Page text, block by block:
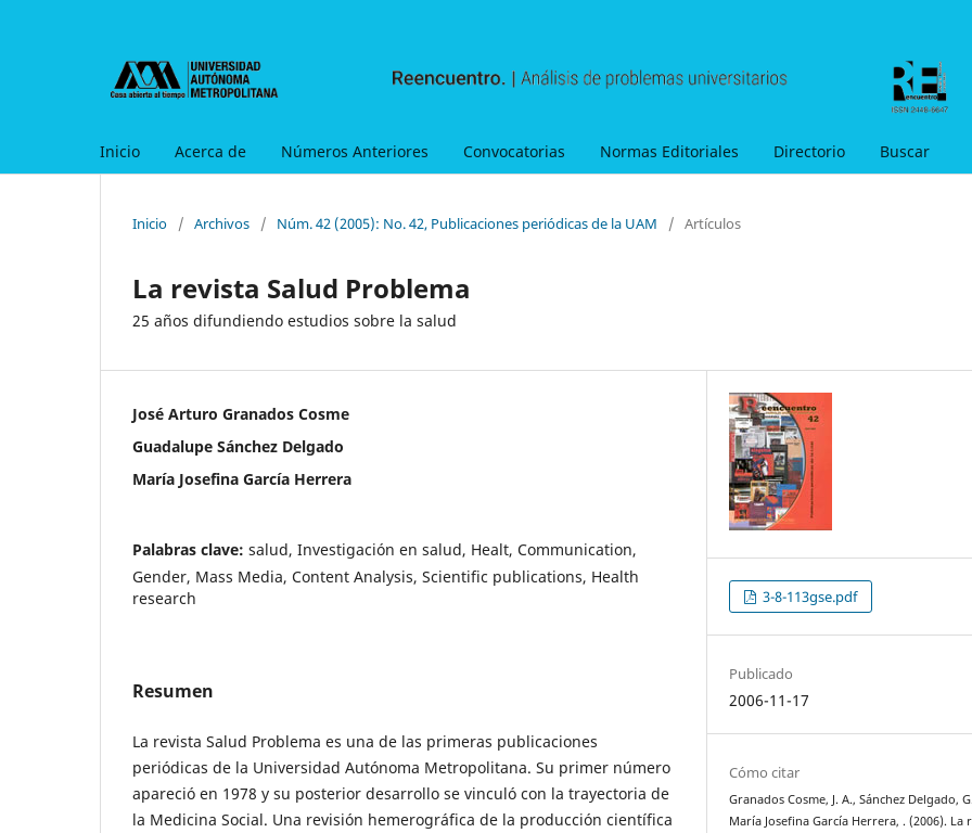
Inicio Acerca de Números Anteriores Convocatorias Normas Editoriales Directorio Buscar
Inicio / Archivos / Núm. 42 (2005): No. 42, Publicaciones periódicas de la UAM / Artículos
La revista Salud Problema
25 años difundiendo estudios sobre la salud
José Arturo Granados Cosme
Guadalupe Sánchez Delgado
María Josefina García Herrera
Palabras clave: salud, Investigación en salud, Healt, Communication,
Gender, Mass Media, Content Analysis, Scientific publications, Health
research
Resumen
La revista Salud Problema es una de las primeras publicaciones
periódicas de la Universidad Autónoma Metropolitana. Su primer número
apareció en 1978 y su posterior desarrollo se vinculó con la trayectoria de
la Medicina Social. Una revisión hemerográfica de la producción científica
3-8-113gse.pdf
Publicado
2006-11-17
Cómo citar
Granados Cosme, J. A., Sánchez Delgado,
María Josefina García Herrera, . (2006). La